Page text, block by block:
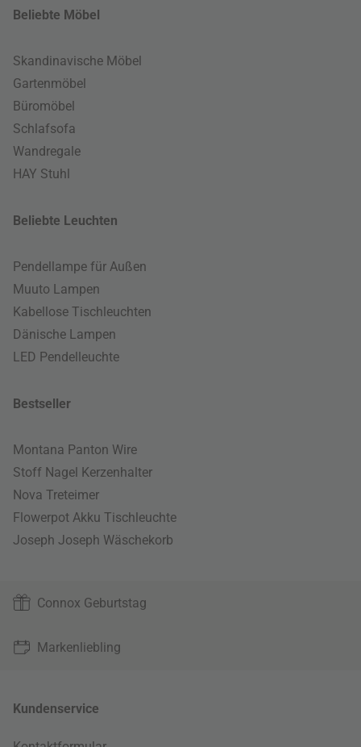
Beliebte Möbel
Skandinavische Möbel
Gartenmöbel
Büromöbel
Schlafsofa
Wandregale
HAY Stuhl
Beliebte Leuchten
Pendellampe für Außen
Muuto Lampen
Kabellose Tischleuchten
Dänische Lampen
LED Pendelleuchte
Bestseller
Montana Panton Wire
Stoff Nagel Kerzenhalter
Nova Treteimer
Flowerpot Akku Tischleuchte
Joseph Joseph Wäschekorb
Connox Geburtstag
Markenliebling
Kundenservice